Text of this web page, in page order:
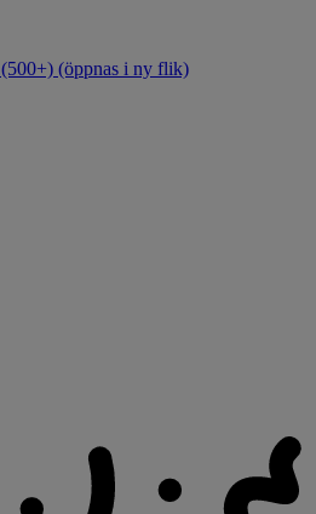
(500+) (öppnas i ny flik)